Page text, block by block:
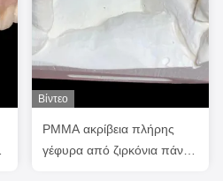
Βίντεο
PMMA ακρίβεια πλήρης
γέφυρα από ζιρκόνια πάνω